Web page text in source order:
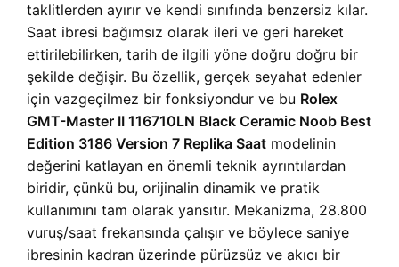
taklitlerden ayırır ve kendi sınıfında benzersiz kılar.
Saat ibresi bağımsız olarak ileri ve geri hareket
ettirilebilirken, tarih de ilgili yöne doğru doğru bir
şekilde değişir. Bu özellik, gerçek seyahat edenler
için vazgeçilmez bir fonksiyondur ve bu Rolex
GMT-Master II 116710LN Black Ceramic Noob Best
Edition 3186 Version 7 Replika Saat modelinin
değerini katlayan en önemli teknik ayrıntılardan
biridir, çünkü bu, orijinalin dinamik ve pratik
kullanımını tam olarak yansıtır. Mekanizma, 28.800
vuruş/saat frekansında çalışır ve böylece saniye
ibresinin kadran üzerinde pürüzsüz ve akıcı bir